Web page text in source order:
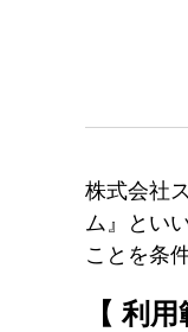
株式会社
ム』とい
ことを条
【 利用